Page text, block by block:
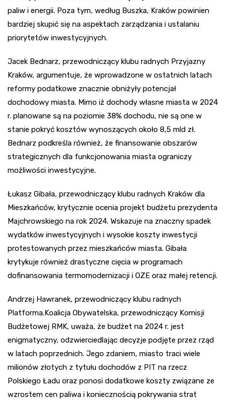
paliw i energii. Poza tym, według Buszka, Kraków powinien
bardziej skupić się na aspektach zarządzania i ustalaniu
priorytetów inwestycyjnych.
Jacek Bednarz, przewodniczący klubu radnych Przyjazny
Kraków, argumentuje, że wprowadzone w ostatnich latach
reformy podatkowe znacznie obniżyły potencjał
dochodowy miasta. Mimo iż dochody własne miasta w 2024
r. planowane są na poziomie 38% dochodu, nie są one w
stanie pokryć kosztów wynoszących około 8,5 mld zł.
Bednarz podkreśla również, że finansowanie obszarów
strategicznych dla funkcjonowania miasta ograniczy
możliwości inwestycyjne.
Łukasz Gibała, przewodniczący klubu radnych Kraków dla
Mieszkańców, krytycznie ocenia projekt budżetu prezydenta
Majchrowskiego na rok 2024. Wskazuje na znaczny spadek
wydatków inwestycyjnych i wysokie koszty inwestycji
protestowanych przez mieszkańców miasta. Gibała
krytykuje również drastyczne cięcia w programach
dofinansowania termomodernizacji i OZE oraz małej retencji.
Andrzej Hawranek, przewodniczący klubu radnych
Platforma.Koalicja Obywatelska, przewodniczący Komisji
Budżetowej RMK, uważa, że budżet na 2024 r. jest
enigmatyczny, odzwierciedlając decyzje podjęte przez rząd
w latach poprzednich. Jego zdaniem, miasto traci wiele
milionów złotych z tytułu dochodów z PIT na rzecz
Polskiego Ładu oraz ponosi dodatkowe koszty związane ze
wzrostem cen paliwa i koniecznością pokrywania strat